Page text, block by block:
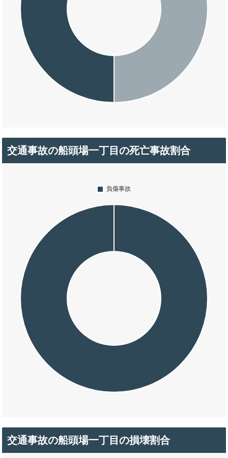
交通事故の船頭場一丁目の死亡事故割合
交通事故の船頭場一丁目の損壊割合